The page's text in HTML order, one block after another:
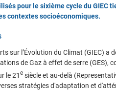
pour le sixième cycle du GIEC
contextes socioéconomiques.
sur l’Évolution du Climat (GIEC) a
de Gaz à effet de serre (GES),
le 21 e siècle et au-delà
stratégies d'adaptation et